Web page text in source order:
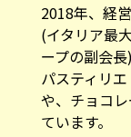
2018年、経
(イタリア最
ープの副会
パスティリ
や、チョコ
ています。